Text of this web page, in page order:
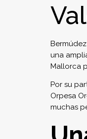
una
Mallorca
Por su
Orpesa
muchas